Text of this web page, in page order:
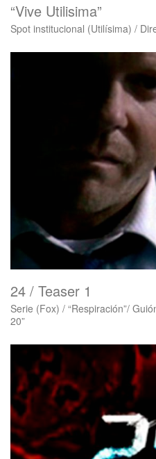
“Vive Utilisima”
Spot institucional (Utilísima) /
24 / Teaser 1
Serie (Fox) / “Respiración”/
20”